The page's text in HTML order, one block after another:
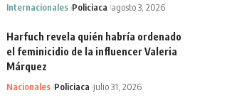
Internacionales Policiaca agosto 3, 2026
Harfuch revela quién habría ordenado
el feminicidio de la influencer Valeria
Márquez
Nacionales Policiaca julio 31, 2026